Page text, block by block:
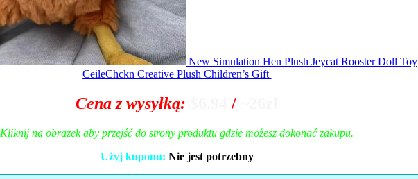
New Simulation Hen Plush Jeycat Rooster Doll Toy
CeileChckn Creative Plush Children’s Gift
Cena z wysyłką: /
Kliknij na obrazek aby przejść do strony produktu gdzie możesz dokonać zakupu.
Użyj kuponu: Nie jest potrzebny